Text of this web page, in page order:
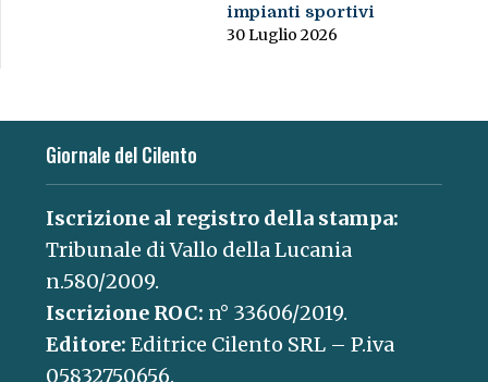
impianti sportivi
30 Luglio 2026
Giornale del Cilento
Iscrizione al registro della stampa:
Tribunale di Vallo della Lucania
n.580/2009.
Iscrizione ROC: n° 33606/2019.
Editore: Editrice Cilento SRL – P.iva
05832750656.